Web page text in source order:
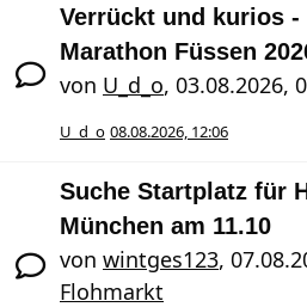
Verrückt und kurios
Marathon Füssen
von U_d_o, 03.08.2026,
U_d_o 08.08.2026, 12:06
Suche Startplatz für
München am 11.10
von wintges123,
Flohmarkt